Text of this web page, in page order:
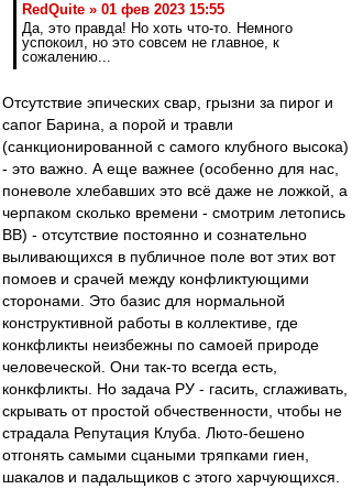
RedQuite » 01 фев 2023 15:55
Да, это правда! Но хоть что-то. Немного
успокоил, но это совсем не главное, к
сожалению...
Отсутствие эпических свар, грызни за пирог и
сапог Барина, а порой и травли
(санкционированной с самого клубного высока)
- это важно. А еще важнее (особенно для нас,
поневоле хлебавших это всё даже не ложкой, а
черпаком сколько времени - смотрим летопись
ВВ) - отсутствие постоянно и сознательно
выливающихся в публичное поле вот этих вот
помоев и срачей между конфликтующими
сторонами. Это базис для нормальной
конструктивной работы в коллективе, где
конкфликты неизбежны по самоей природе
человеческой. Они так-то всегда есть,
конкфликты. Но задача РУ - гасить, сглаживать,
скрывать от простой обчественности, чтобы не
страдала Репутация Клуба. Люто-бешено
отгонять самыми сцаными тряпками гиен,
шакалов и падальщиков с этого харчующихся.